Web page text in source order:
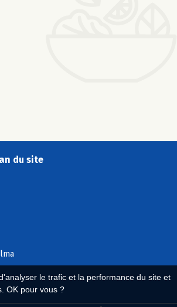
le trafic et la performance du site et
OK pour vous ?
du site